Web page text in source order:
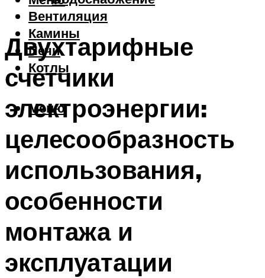
Вентиляция
Камины
Печи
Котлы
Меню
Двухтарифные
счетчики
электроэнергии:
целесообразность
использования,
особенности
монтажа и
эксплуатации